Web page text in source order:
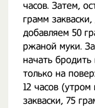
часов. Затем,
грамм
добавляем 50
ржаной муки.
начать бродить
только на
12 часов
закваски, 75